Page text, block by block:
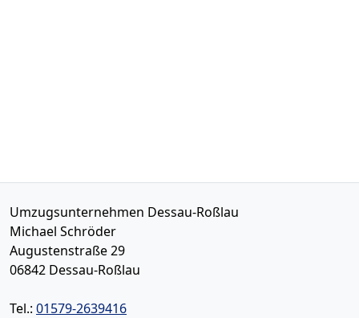
Umzugsunternehmen Dessau-Roßlau
Michael Schröder
Augustenstraße 29
06842 Dessau-Roßlau
Tel.: 01579-2639416